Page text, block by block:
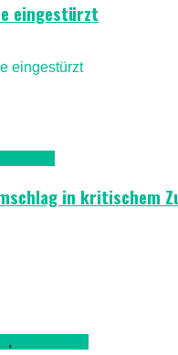
eingestürzt
in kritischem
,